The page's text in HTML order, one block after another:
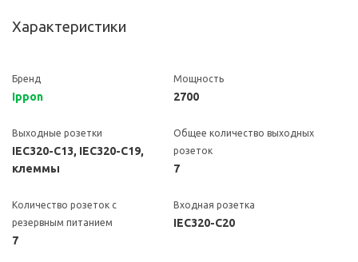
Характеристики
Бренд
Ippon
Мощность
2700
Выходные розетки
IEC320-C13, IEC320-C19,
клеммы
Общее количество выходных
розеток
7
Количество розеток с
резервным питанием
7
Входная розетка
IEC320-C20